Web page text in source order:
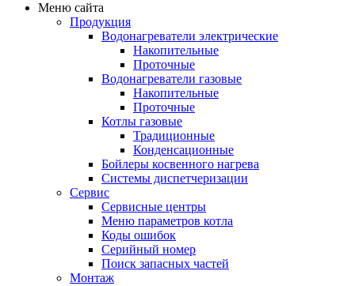
Меню сайта
Продукция
Водонагреватели электрические
Накопительные
Проточные
Водонагреватели газовые
Накопительные
Проточные
Котлы газовые
Традиционные
Конденсационные
Бойлеры косвенного нагрева
Системы диспетчеризации
Сервис
Сервисные центры
Меню параметров котла
Коды ошибок
Серийный номер
Поиск запасных частей
Монтаж